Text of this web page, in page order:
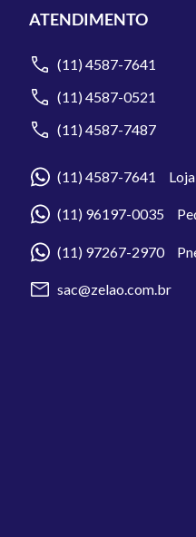
ATENDIMENTO
(11) 4587-7641
(11) 4587-0521
(11) 4587-7487
(11) 4587-7641
(11) 96197-0035
(11) 97267-2970
sac@zelao.com.br